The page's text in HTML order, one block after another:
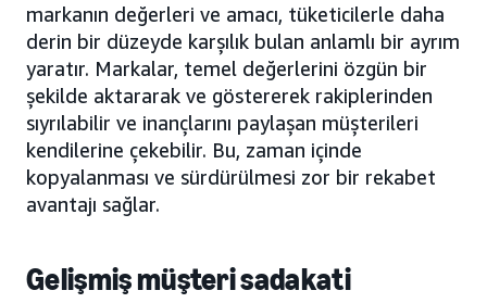
markanın değerleri ve amacı, tüketicilerle daha
derin bir düzeyde karşılık bulan anlamlı bir ayrım
yaratır. Markalar, temel değerlerini özgün bir
şekilde aktararak ve göstererek rakiplerinden
sıyrılabilir ve inançlarını paylaşan müşterileri
kendilerine çekebilir. Bu, zaman içinde
kopyalanması ve sürdürülmesi zor bir rekabet
avantajı sağlar.
Gelişmiş müşteri sadakati